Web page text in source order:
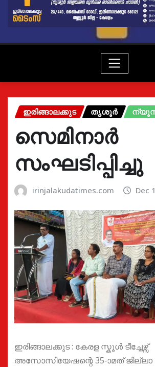
ഇരിങ്ങാലക്കുട തൃശൂർ
സെമിനാർ
സംഘടിപ്പിച്ചു
irinjalakudatimes.com Dec
ഇരിങ്ങാലക്കുട : കേരള സ്കൂൾ ടീച്ചേഴ്സ്
അസോസിയേഷന്റെ 35-ാമത് ജില്ലാ